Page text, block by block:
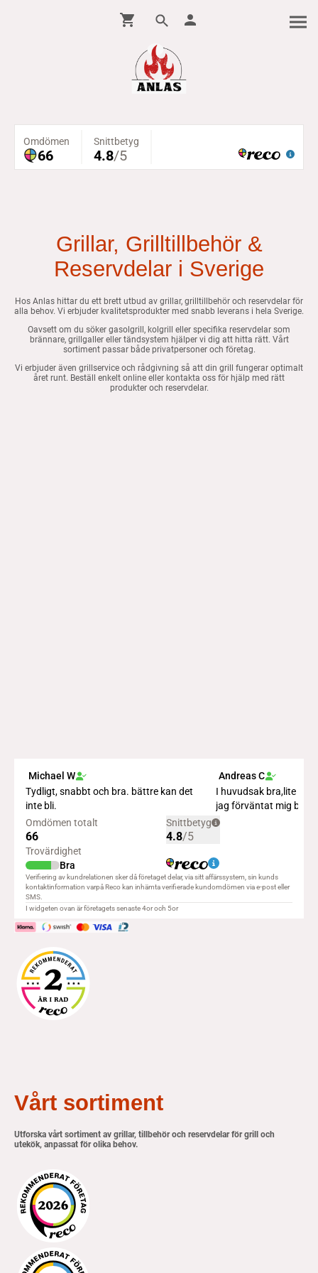
Grillar, Grilltillbehör &
Reservdelar i Sverige
Hos Anlas hittar du ett brett utbud av grillar, grilltillbehör och reservdelar för
alla behov. Vi erbjuder kvalitetsprodukter med snabb leverans i hela Sverige.
Oavsett om du söker gasolgrill, kolgrill eller specifika reservdelar som
brännare, grillgaller eller tändsystem hjälper vi dig att hitta rätt. Vårt
sortiment passar både privatpersoner och företag.
Vi erbjuder även grillservice och rådgivning så att din grill fungerar optimalt
året runt. Beställ enkelt online eller kontakta oss för hjälp med rätt
produkter och reservdelar.
Vårt sortiment
Utforska vårt sortiment av grillar, tillbehör och reservdelar för grill och
utekök, anpassat för olika behov.